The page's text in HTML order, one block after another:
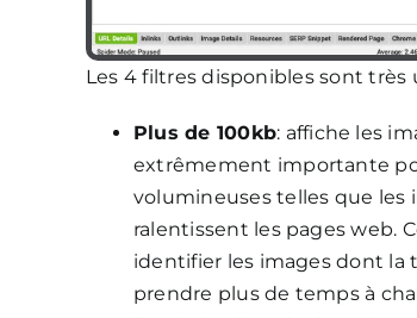
Les 4 filtres disponibles sont très
Plus de 100kb: affiche les
extrêmement importante
volumineuses telles que les
ralentissent les pages web.
identifier les images dont
prendre plus de temps à